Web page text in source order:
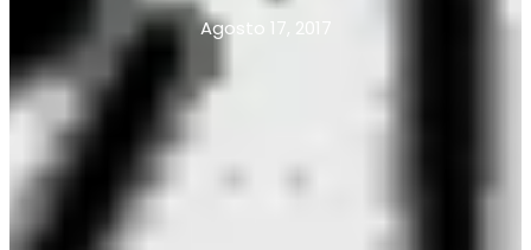
Agosto 17, 2017